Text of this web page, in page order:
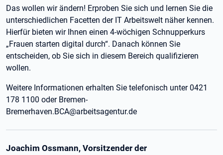
Das wollen wir ändern! Erproben Sie sich und lernen Sie die
unterschiedlichen Facetten der IT Arbeitswelt näher kennen.
Hierfür bieten wir Ihnen einen 4-wöchigen Schnupperkurs
„Frauen starten digital durch“. Danach können Sie
entscheiden, ob Sie sich in diesem Bereich qualifizieren
wollen.
Weitere Informationen erhalten Sie telefonisch unter 0421
178 1100 oder Bremen-
Bremerhaven.BCA@arbeitsagentur.de
Joachim Ossmann, Vorsitzender der